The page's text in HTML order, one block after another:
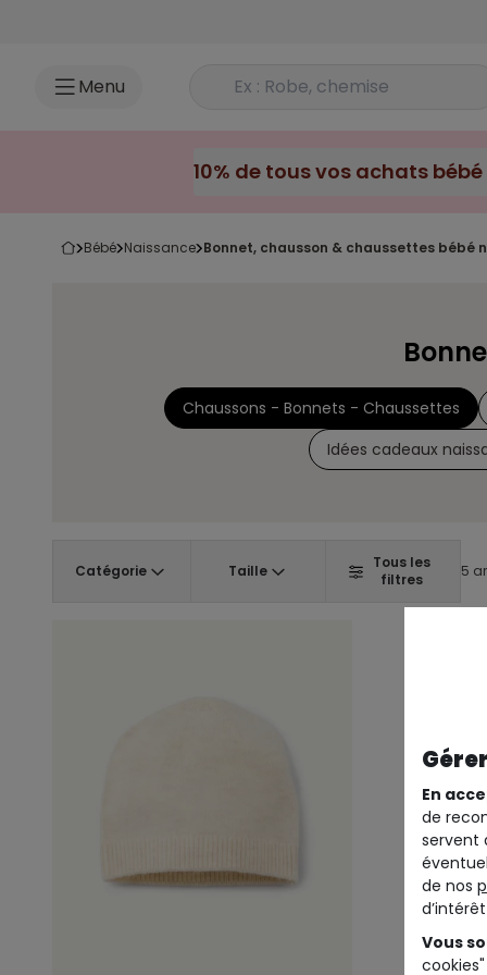
Menu Rechercher un produit
10% de tous vos achats
bébé naissance bonnet, chausson & chaussettes bébé
Chaussons - Bonnets - Chaussettes
Idées cadeaux
Catégorie Taille
Tous les
filtres
5
En
de
servent
de nos
Vous